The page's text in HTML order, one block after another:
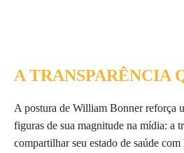
A TRANSPARÊNCIA
A postura de William Bonner reforça
figuras de sua magnitude na mídia: a
compartilhar seu estado de saúde